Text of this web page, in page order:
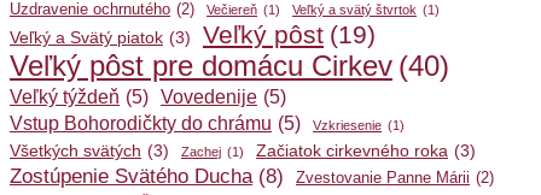
Uzdravenie ochrnutého (2) Večiereň (1) Veľký a svätý štvrtok (1)
Veľký a Svätý piatok (3) Veľký pôst (19)
Veľký pôst pre domácu Cirkev (40)
Veľký týždeň (5) Vovedenije (5)
Vstup Bohorodičkty do chrámu (5) Vzkriesenie (1)
Všetkých svätých (3) Zachej (1) Začiatok cirkevného roka (3)
Zostúpenie Svätého Ducha (8) Zvestovanie Panne Márii (2)